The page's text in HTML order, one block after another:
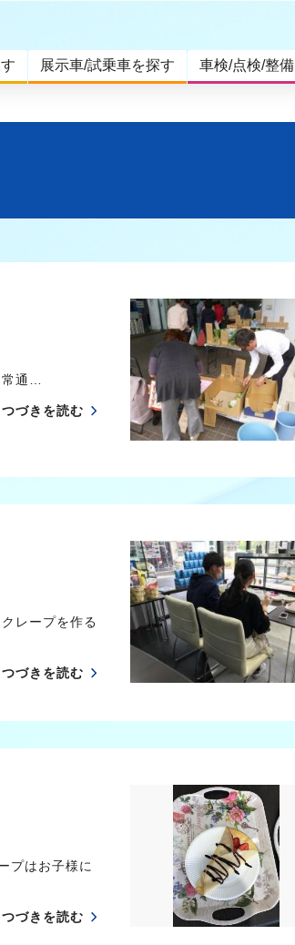
展示車/試乗車を探す 車検/点検/整備
通…
つづきを読む
レープを作る
つづきを読む
プはお子様に
つづきを読む